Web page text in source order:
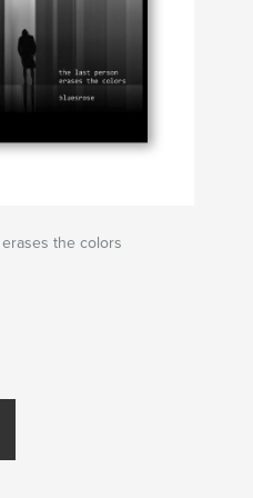
the colors